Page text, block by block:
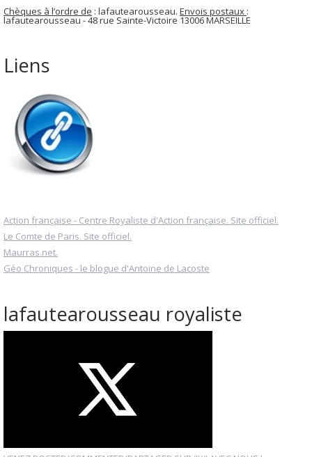
Chèques à l’ordre de : lafautearousseau. Envois postaux :
lafautearousseau - 48 rue Sainte-Victoire 13006 MARSEILLE
Liens
Action française - Centre Royaliste d'Action française. Site officiel.
Le Comte de Paris. Site officiel.
Maurras.net.
Géo Chroniques - le blogue d'Antoine de Lacoste
lafautearousseau royaliste